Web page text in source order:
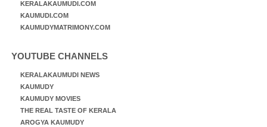
KERALAKAUMUDI.COM
KAUMUDI.COM
KAUMUDYMATRIMONY.COM
YOUTUBE CHANNELS
KERALAKAUMUDI NEWS
KAUMUDY
KAUMUDY MOVIES
THE REAL TASTE OF KERALA
AROGYA KAUMUDY